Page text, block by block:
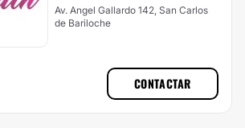
Av. Angel Gallardo 142, San Carlos
de Bariloche
CONTACTAR